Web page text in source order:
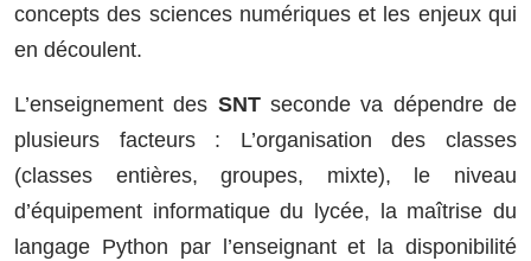
concepts des sciences numériques et les enjeux qui
en découlent.
L’enseignement des SNTseconde va dépendre de
plusieurs facteurs : L’organisation des classes
(classes entières, groupes, mixte), le niveau
d’équipement informatique du lycée, la maîtrise du
langage Python par l’enseignant et la disponibilité